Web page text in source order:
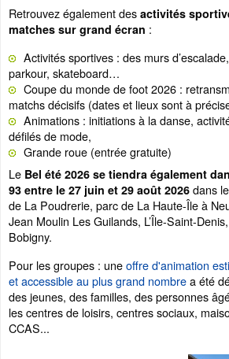
Retrouvez également des activités
matches sur grand écran :
Activités sportives : des murs
parkour, skateboard…
Coupe du monde de foot 2026 :
matchs décisifs (dates et lieux sont à
Animations : initiations à la danse,
défilés de mode,
Grande roue (entrée gratuite)
Le Bel été 2026 se tiendra également
93 entre le 27 juin et 29 août 2026 dans le
de La Poudrerie, parc de La Haute-Île à
Jean Moulin Les Guilands, L’Île-Saint-
Bobigny.
Pour les groupes : uneoffre d'animation
et accessible au plus grand nombrea été
des jeunes, des familles, des personnes
les centres de loisirs, centres sociaux,
CCAS...